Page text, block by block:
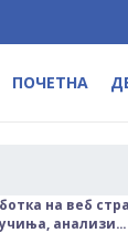
ПОЧЕТНА
на веб
анализи...